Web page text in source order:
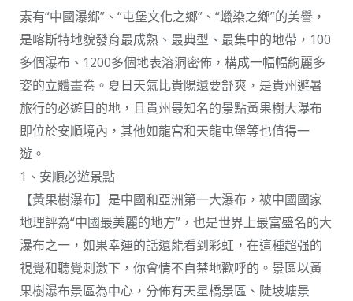
素有“中國瀑鄉”、“屯堡文化之鄉”、“蠟染之鄉”的美譽，
是喀斯特地貌發育最成熟、最典型、最集中的地帶，100
多個瀑布、1200多個地表溶洞密佈，構成一幅幅絢麗多
姿的立體畫卷。夏日天氣比貴陽還要舒爽，是貴州避暑
旅行的必遊目的地，且貴州最知名的景點黃果樹大瀑布
即位於安順境內，其他如龍宮和天龍屯堡等也值得一
遊。
1、安順必遊景點
【黃果樹瀑布】是中國和亞洲第一大瀑布，被中國國家
地理評為“中國最美麗的地方”，也是世界上最富盛名的大
瀑布之一，如果幸運的話還能看到彩虹，在這種超强的
視覺和聽覺刺激下，你會情不自禁地歡呼的。景區以黃
果樹瀑布景區為中心，分佈有天星橋景區、陡坡塘景